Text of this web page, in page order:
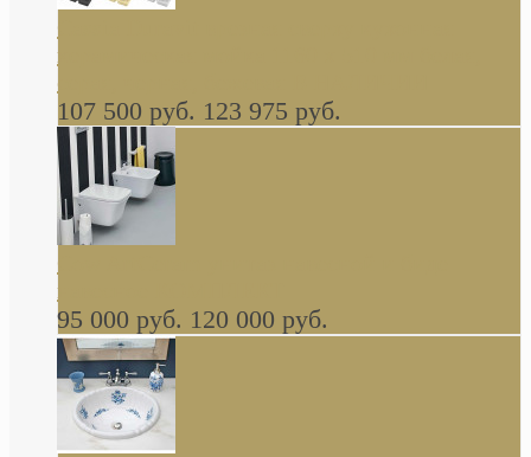
керамическая мойка 1160 x 510 мм белая,
серая, черная, бежевая В НАЛИЧИИ
107 500 руб. 123 975 руб.
навесное КОМПЛЕКТ
95 000 руб. 120 000 руб.